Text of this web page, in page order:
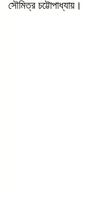
সৌমিত্র চট্টোপাধ্যায়।